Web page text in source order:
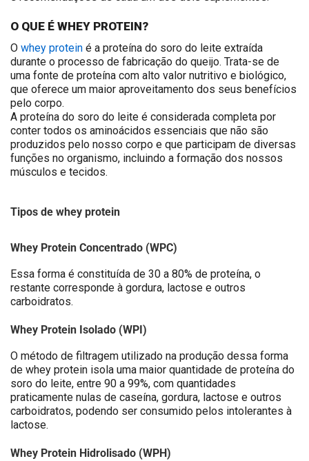
O QUE É WHEY PROTEIN?
O whey protein é a proteína do soro do leite extraída
durante o processo de fabricação do queijo. Trata-se de
uma fonte de proteína com alto valor nutritivo e biológico,
que oferece um maior aproveitamento dos seus benefícios
pelo corpo.
A proteína do soro do leite é considerada completa por
conter todos os aminoácidos essenciais que não são
produzidos pelo nosso corpo e que participam de diversas
funções no organismo, incluindo a formação dos nossos
músculos e tecidos.
Tipos de whey protein
Whey Protein Concentrado (WPC)
Essa forma é constituída de 30 a 80% de proteína, o
restante corresponde à gordura, lactose e outros
carboidratos.
Whey Protein Isolado (WPI)
O método de filtragem utilizado na produção dessa forma
de whey protein isola uma maior quantidade de proteína do
soro do leite, entre 90 a 99%, com quantidades
praticamente nulas de caseína, gordura, lactose e outros
carboidratos, podendo ser consumido pelos intolerantes à
lactose.
Whey Protein Hidrolisado (WPH)